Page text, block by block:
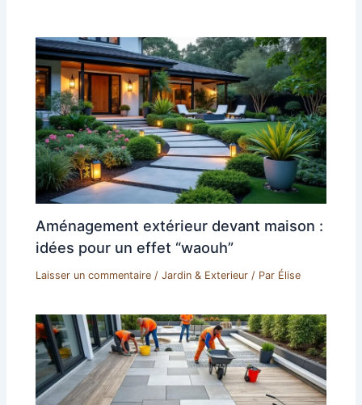
Aménagement extérieur devant maison :
idées pour un effet “waouh”
Laisser un commentaire /Jardin & Exterieur / Par Élise